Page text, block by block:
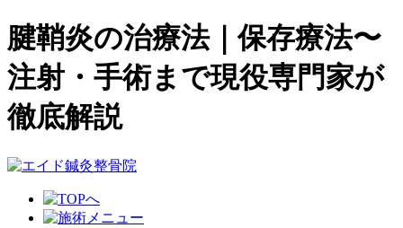
腱鞘炎の治療法｜保存療法〜
注射・手術まで現役専門家が
徹底解説